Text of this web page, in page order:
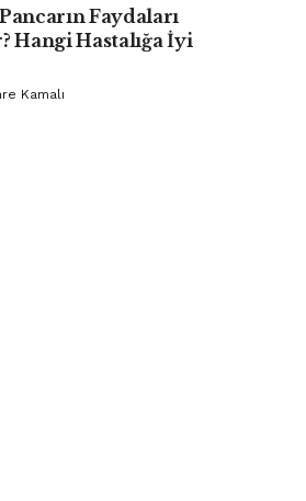
Faydaları
Hangi Hastalığa İyi
Kamalı